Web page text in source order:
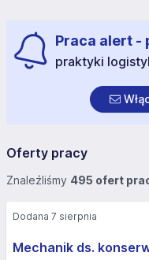
Praca alert -
praktyki
Oferty pracy
Znaleźliśmy 495 ofert
Mechanik ds.
Dodana 7 sierpnia